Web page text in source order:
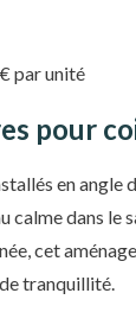
par unité
pour
en angle
calme dans le
cet
tranquillité.